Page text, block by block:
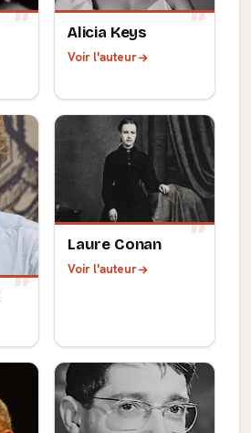
Alicia Keys
Voir l'auteur
Laure Conan
Voir l'auteur